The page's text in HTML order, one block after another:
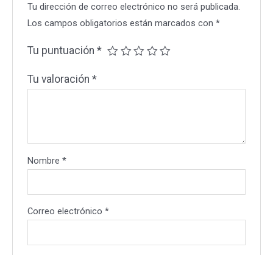
Tu dirección de correo electrónico no será publicada.
Los campos obligatorios están marcados con*
Tu puntuación*
Tu valoración*
Nombre*
Correo electrónico*